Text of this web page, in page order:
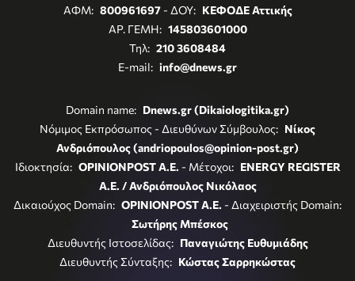
ΑΦΜ: 800961697- ΔΟΥ: ΚΕΦΟΔΕ Αττικής
ΑΡ. ΓΕΜΗ: 145803601000
Τηλ: 210 3608484
E-mail: info@dnews.gr
Domain name: Dnews.gr (Dikaiologitika.gr)
Νόμιμος Εκπρόσωπος - Διευθύνων Σύμβουλος: Νίκος
Ανδριόπουλος (andriopoulos@opinion-post.gr)
Ιδιοκτησία: OPINIONPOST A.E. - Μέτοχοι: ENERGY REGISTER
Α.Ε. / Ανδριόπουλος Νικόλαος
Δικαιούχος Domain: OPINIONPOST A.E. - Διαχειριστής Domain:
Σωτήρης Μπέσκος
Διευθυντής Ιστοσελίδας: Παναγιώτης Ευθυμιάδης
Διευθυντής Σύνταξης: Κώστας Σαρρηκώστας